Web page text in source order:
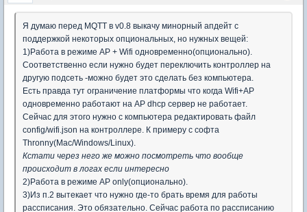
Я думаю перед MQTT в v0.8 выкачу минорный апдейт с
поддержкой некоторых опциональных, но нужных вещей:
1)Работа в режиме AP + Wifi одновременно(опционально).
Соответственно если нужно будет переключить контроллер на
другую подсеть -можно будет это сделать без компьютера.
Есть правда тут ограничение платформы что когда Wifi+AP
одновременно работают на AP dhcp сервер не работает.
Сейчас для этого нужно с компьютера редактировать файл
config/wifi.json на контроллере. К примеру с софта
Thronny(Mac/Windows/Linux).
Кстати через него же можно посмотреть что вообще
происходит в логах если интересно
2)Работа в режиме AP only(опционально).
3)Из п.2 вытекает что нужно где-то брать время для работы
рассписания. Это обязательно. Сейчас работа по рассписанию